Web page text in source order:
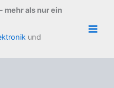
mehr als nur ein
und